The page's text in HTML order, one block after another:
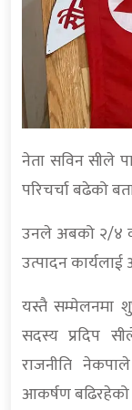
नेता सविन सीले
परिचर्चा बढेको
उनले अबको २/४
उत्पादन
यस्तै सम्मेलनमा
सदस्य प्रदिप
राजनीति
आकर्षण बढिरहेको